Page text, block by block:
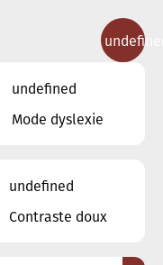
undefined
Mode dyslexie
undefined
Contraste doux